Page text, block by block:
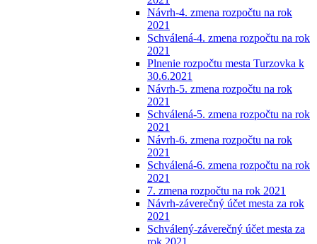
Návrh-4. zmena rozpočtu na rok
2021
Schválená-4. zmena rozpočtu na rok
2021
Plnenie rozpočtu mesta Turzovka k
30.6.2021
Návrh-5. zmena rozpočtu na rok
2021
Schválená-5. zmena rozpočtu na rok
2021
Návrh-6. zmena rozpočtu na rok
2021
Schválená-6. zmena rozpočtu na rok
2021
7. zmena rozpočtu na rok 2021
Návrh-záverečný účet mesta za rok
2021
Schválený-záverečný účet mesta za
rok 2021